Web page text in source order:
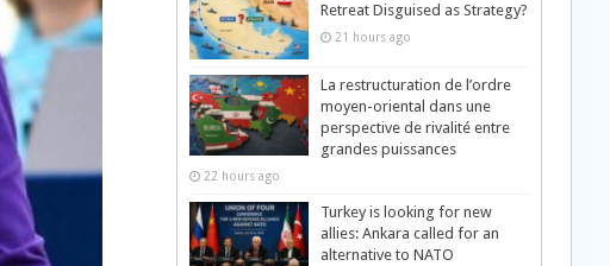
Retreat Disguised as Strategy?
21 hours ago
La restructuration de l’ordre
moyen-oriental dans une
perspective de rivalité entre
grandes puissances
22 hours ago
Turkey is looking for new
allies: Ankara called for an
alternative to NATO